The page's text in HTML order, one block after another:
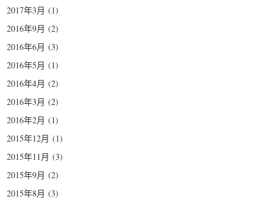
2017年3月 (1)
2016年9月 (2)
2016年6月 (3)
2016年5月 (1)
2016年4月 (2)
2016年3月 (2)
2016年2月 (1)
2015年12月 (1)
2015年11月 (3)
2015年9月 (2)
2015年8月 (3)